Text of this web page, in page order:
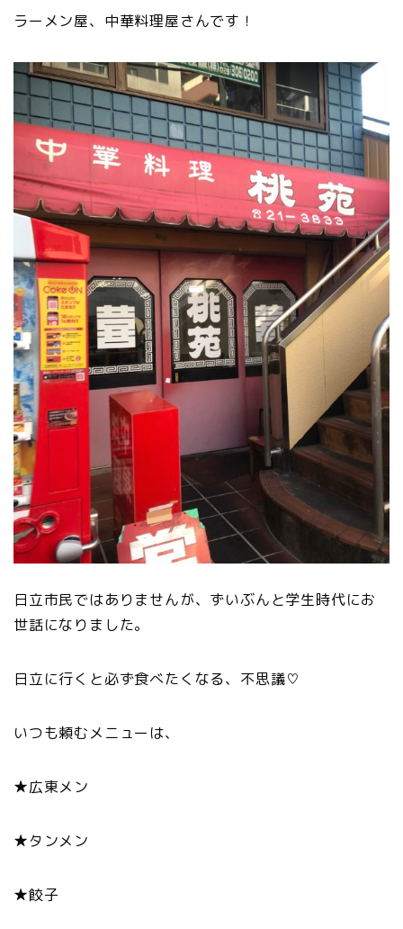
ラーメン屋、中華料理屋さんです！
日立市民ではありませんが、ずいぶんと学生時代にお
世話になりました。
日立に行くと必ず食べたくなる、不思議♡
いつも頼むメニューは、
★広東メン
★タンメン
★餃子